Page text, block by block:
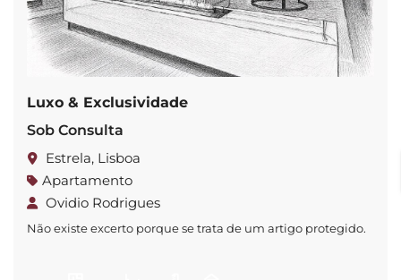
Luxo & Exclusividade
Sob Consulta
Estrela, Lisboa
Apartamento
Ovidio Rodrigues
Não existe excerto porque se trata de um artigo protegido.